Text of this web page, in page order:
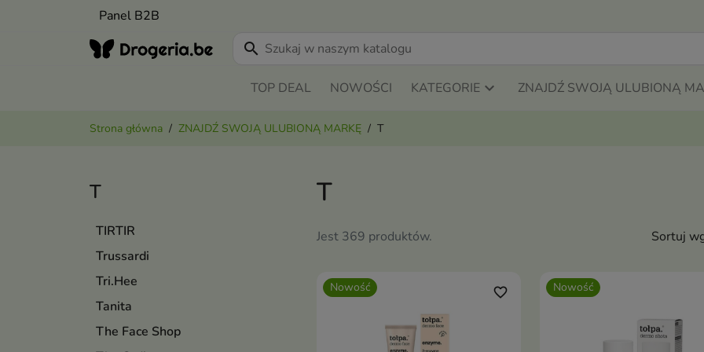
Panel B2B
search
TOP DEAL NOWOŚCI KATEGORIE ZNAJDŹ SWOJĄ ULUBIONĄ
Strona główna ZNAJDŹ SWOJĄ ULUBIONĄ MARKĘ T
T
TIRTIR
Trussardi
Tri.Hee
Tanita
The Face Shop
T
Jest 369 produktów. Sortuj
Nowość favorite_border Nowość